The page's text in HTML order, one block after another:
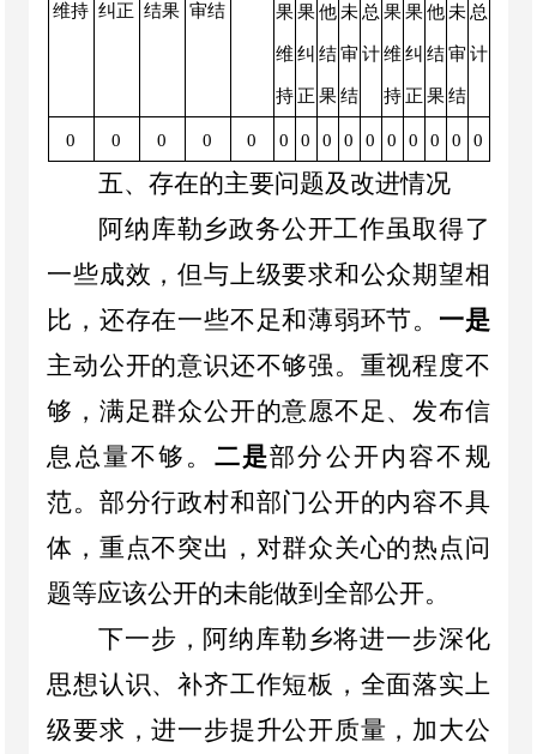
维持 纠正 结果 审结 果
维
持
果
纠
正
他
结
果
未
审
结
总
计
果
维
持
果
纠
正
他
结
果
未
审
结
总
计
0 0 0 0 0 0 0 0 0 0 0 0 0 0 0
五、存在的主要问题及改进情况
阿纳库勒乡政务公开工作虽取得了
一些成效，但与上级要求和公众期望相
比，还存在一些不足和薄弱环节。 一是
主动公开的意识还不够强。重视程度不
够，满足群众公开的意愿不足、发布信
息总量不够。 二是部分公开内容不规
范。部分行政村和部门公开的内容不具
体，重点不突出，对群众关心的热点问
题等应该公开的未能做到全部公开。
下一步， 阿纳库勒乡将进一步深化
思想认识、补齐工作短板， 全面落实上
级要求，进一步提升公开质量，加大公